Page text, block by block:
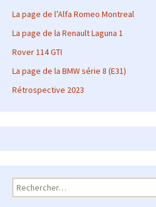
La page de l’Alfa Romeo Montreal
La page de la Renault Laguna 1
Rover 114 GTI
La page de la BMW série 8 (E31)
Rétrospective 2023
Rechercher :